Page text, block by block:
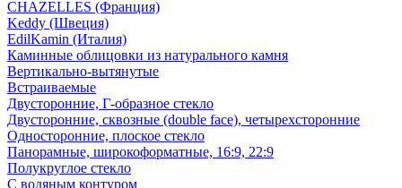
CHAZELLES (Франция)
Keddy (Швеция)
EdilKamin (Италия)
Каминные облицовки из натурального камня
Вертикально-вытянутые
Встраиваемые
Двусторонние, Г-образное стекло
Двусторонние, сквозные (double face), четырехсторонние
Односторонние, плоское стекло
Панорамные, широкоформатные, 16:9, 22:9
Полукруглое стекло
С водяным контуром